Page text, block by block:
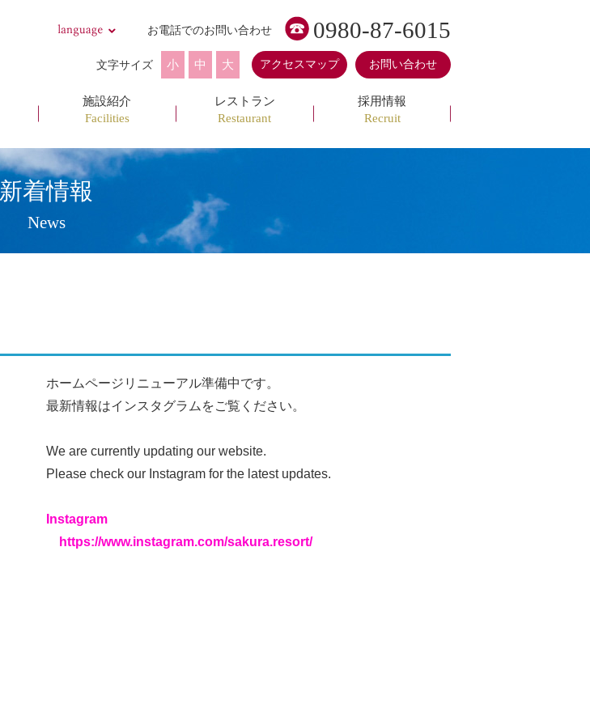
0980-87-6015
お電話でのお問い合わせ
お問い合わせ
アクセスマップ
大
中
小
文字サイズ
施設紹介
Facilities
レストラン
Restaurant
採用情報
Recruit
新着情報
News
ホームページリニューアル準備中です。
最新情報はインスタグラムをご覧ください。
We are currently updating our website.
Please check our Instagram for the latest updates.
Instagram
https://www.instagram.com/sakura.resort/